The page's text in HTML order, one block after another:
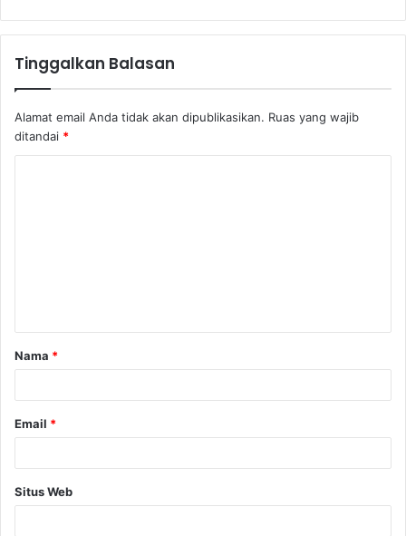
Tinggalkan Balasan
Alamat email Anda tidak akan dipublikasikan. Ruas yang wajib
ditandai *
Nama *
Email *
Situs Web